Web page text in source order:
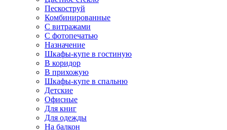
Пескоструй
Комбинированные
С витражами
С фотопечатью
Назначение
Шкафы-купе в гостиную
В коридор
В прихожую
Шкафы-купе в спальню
Детские
Офисные
Для книг
Для одежды
На балкон